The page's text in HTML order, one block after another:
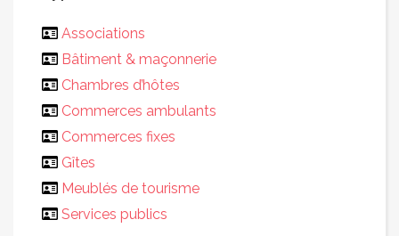
Associations
Bâtiment & maçonnerie
Chambres d’hôtes
Commerces ambulants
Commerces fixes
Gîtes
Meublés de tourisme
Services publics